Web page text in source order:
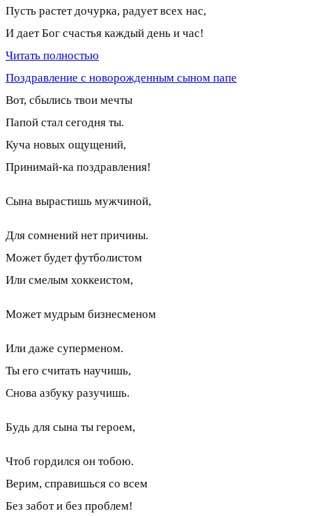
Пусть растет дочурка, радует всех нас,
И дает Бог счастья каждый день и час!
Читать полностью
Поздравление с новорожденным сыном папе
Вот, сбылись твои мечты
Папой стал сегодня ты.
Куча новых ощущений,
Принимай-ка поздравления!
Сына вырастишь мужчиной,
Для сомнений нет причины.
Может будет футболистом
Или смелым хоккеистом,
Может мудрым бизнесменом
Или даже суперменом.
Ты его считать научишь,
Снова азбуку разучишь.
Будь для сына ты героем,
Чтоб гордился он тобою.
Верим, справишься со всем
Без забот и без проблем!